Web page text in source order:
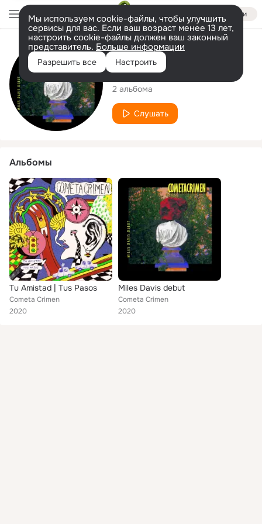
Войти
Мы используем cookie-файлы, чтобы улучшить
сервисы для вас. Если ваш возраст менее 13 лет,
настроить cookie-файлы должен ваш законный
представитель. Больше информации
Разрешить все Настроить
Исполнитель
Cometa Crimen
2 альбома
Слушать
Альбомы
Tu Amistad | Tus Pasos
Cometa Crimen
2020
Miles Davis debut
Cometa Crimen
2020